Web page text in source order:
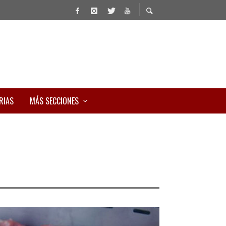
MÁS SECCIONES